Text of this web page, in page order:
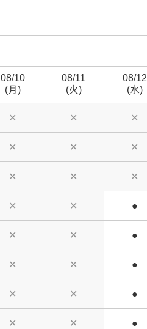
08/10
(月)
08/11
(火)
08/12
(水)
✕ ✕ ✕
✕ ✕ ✕
✕ ✕ ✕
✕ ✕ ●
✕ ✕ ●
✕ ✕ ●
✕ ✕ ●
✕ ✕ ●